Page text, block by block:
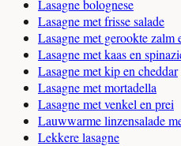
Lasagne bolognese
Lasagne met frisse salade
Lasagne met gerookte zalm
Lasagne met kaas en
Lasagne met kip en cheddar
Lasagne met mortadella
Lasagne met venkel en prei
Lauwwarme linzensalade
Lekkere lasagne